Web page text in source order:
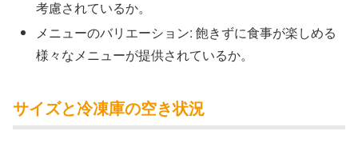
考慮されているか。
メニューのバリエーション: 飽きずに食事が楽しめる
様々なメニューが提供されているか。
サイズと冷凍庫の空き状況